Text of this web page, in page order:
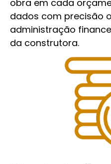
obra em cada
dados com precisão
administração
da construtora.